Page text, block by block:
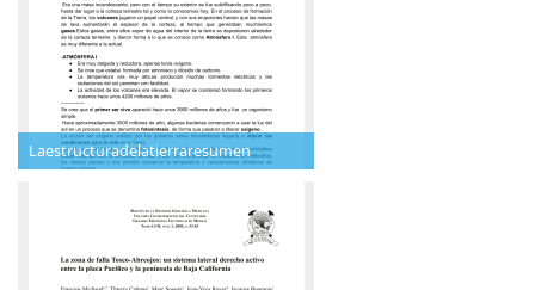
Laestructuradelatierraresumen